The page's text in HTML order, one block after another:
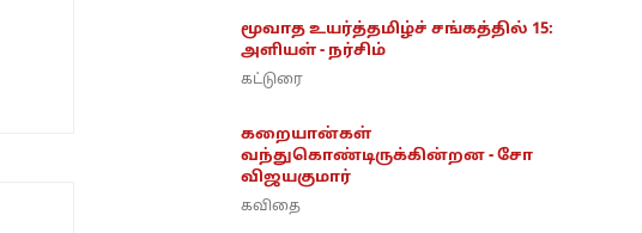
மூவாத உயர்த்தமிழ்ச் சங்கத்தில் 15:
அளியள் - நர்சிம்
கட்டுரை
கறையான்கள்
வந்துகொண்டிருக்கின்றன - சோ
விஜயகுமார்
கவிதை